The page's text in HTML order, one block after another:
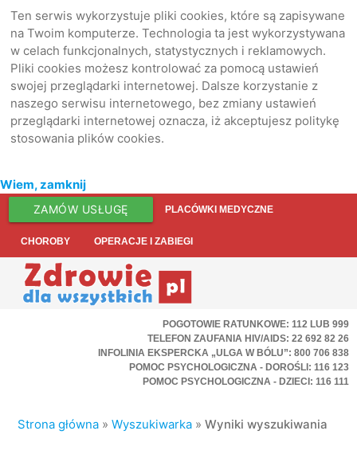
Ten serwis wykorzystuje pliki cookies, które są zapisywane
na Twoim komputerze. Technologia ta jest wykorzystywana
w celach funkcjonalnych, statystycznych i reklamowych.
Pliki cookies możesz kontrolować za pomocą ustawień
swojej przeglądarki internetowej. Dalsze korzystanie z
naszego serwisu internetowego, bez zmiany ustawień
przeglądarki internetowej oznacza, iż akceptujesz politykę
stosowania plików cookies.
Wiem, zamknij
ZAMÓW USŁUGĘ PLACÓWKI MEDYCZNE
CHOROBY OPERACJE I ZABIEGI
POGOTOWIE RATUNKOWE: 112 LUB 999
TELEFON ZAUFANIA HIV/AIDS: 22 692 82 26
INFOLINIA EKSPERCKA „ULGA W BÓLU”: 800 706 838
POMOC PSYCHOLOGICZNA - DOROŚLI: 116 123
POMOC PSYCHOLOGICZNA - DZIECI: 116 111
Strona główna »Wyszukiwarka »Wyniki wyszukiwania